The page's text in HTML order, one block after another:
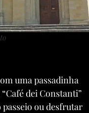
uma passadinha
dei Constanti”
ou desfrutar